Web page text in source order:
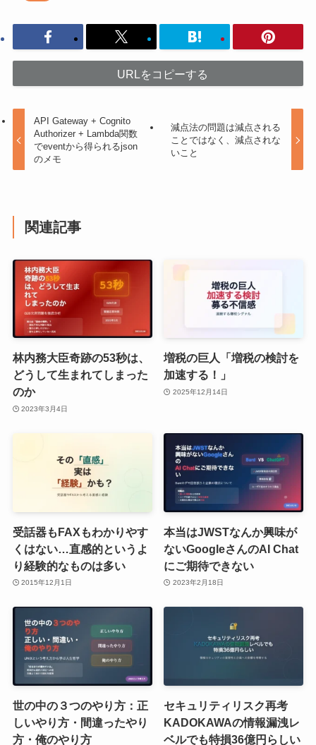
URLをコピーする
API Gateway + Cognito
Authorizer + Lambda関数
でeventから得られるjson
のメモ
減点法の問題は減点される
ことではなく、減点されな
いこと
関連記事
林内務大臣奇跡の53秒は、
どうして生まれてしまった
のか
2023年3月4日
増税の巨人「増税の検討を
加速する！」
2025年12月14日
受話器もFAXもわかりやす
くはない…直感的というよ
り経験的なものは多い
2015年12月1日
本当はJWSTなんか興味が
ないGoogleさんのAI Chat
にご期待できない
2023年2月18日
世の中の３つのやり方：正
しいやり方・間違ったやり
方・俺のやり方
セキュリティリスク再考
KADOKAWAの情報漏洩レ
ベルでも特損36億円らしい